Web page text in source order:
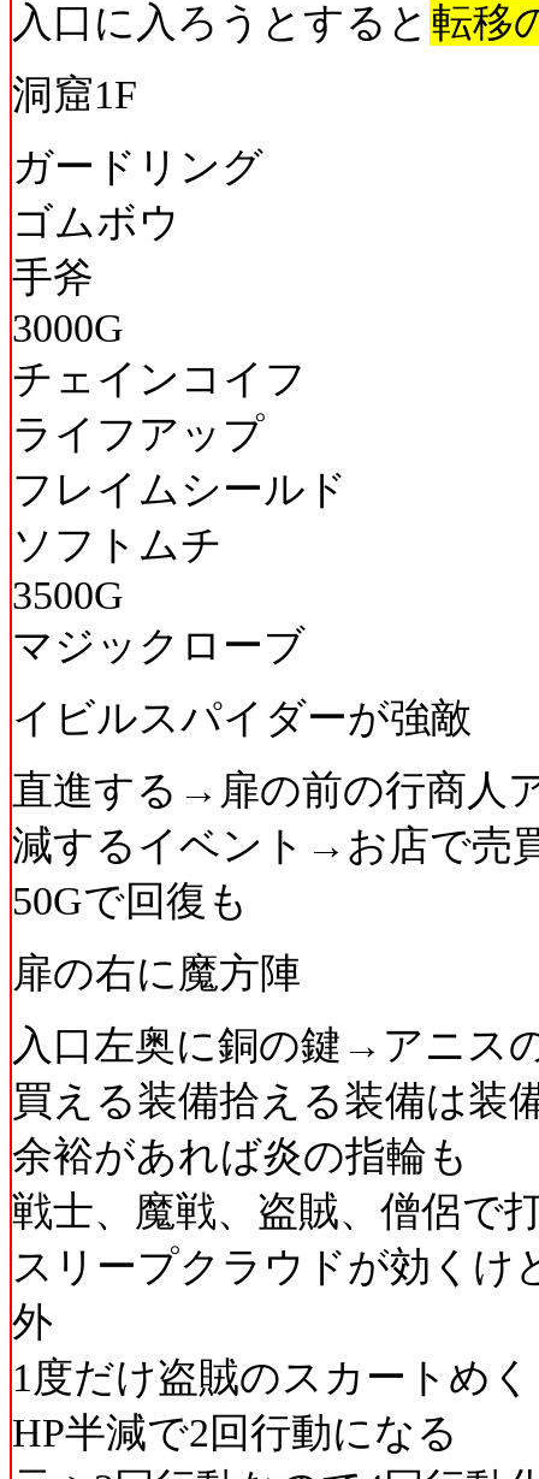
入口に入ろうとすると 転移
洞窟1F
ガードリング
ゴムボウ
手斧
3000G
チェインコイフ
ライフアップ
フレイムシールド
ソフトムチ
3500G
マジックローブ
イビルスパイダーが強敵
直進する→扉の前の行商人
減するイベント→お店で売
50Gで回復も
扉の右に魔方陣
入口左奥に銅の鍵→アニス
買える装備拾える装備は装
余裕があれば炎の指輪も
戦士、魔戦、盗賊、僧侶で
スリープクラウドが効くけ
外
1度だけ盗賊のスカートめ
HP半減で2回行動になる